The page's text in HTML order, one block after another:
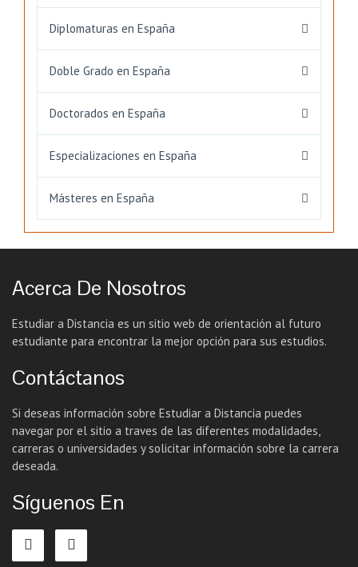
Diplomaturas en España
Doble Grado en España
Doctorados en España
Especializaciones en España
Másteres en España
Acerca De Nosotros
Estudiar a Distancia es un sitio web de orientación al futuro
estudiante para encontrar la mejor opción para sus estudios.
Contáctanos
Si deseas información sobre Estudiar a Distancia puedes
navegar por el sitio a traves de las diferentes modalidades,
carreras o universidades y solicitar información sobre la carrera
deseada.
Síguenos En